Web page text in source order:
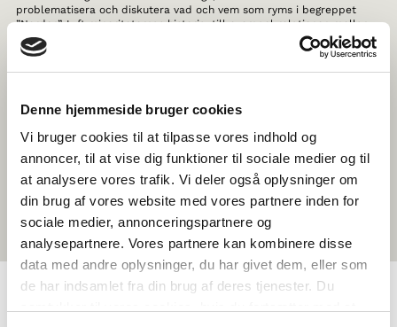
Denne hjemmeside bruger cookies
Vi bruger cookies til at tilpasse vores indhold og
annoncer, til at vise dig funktioner til sociale medier og til
at analysere vores trafik. Vi deler også oplysninger om
din brug af vores website med vores partnere inden for
sociale medier, annonceringspartnere og
analysepartnere. Vores partnere kan kombinere disse
data med andre oplysninger, du har givet dem, eller som
de har indsamlet fra din brug af deres tjenester. Du
problematisera och diskutera vad och vem som ryms i begreppet
”Norden”. Lyft minoriteternas historia, till exempel relationen mellan
Grönland och Danmark, samernas rättigheter och identitet, och glöm
inte mindre kända grupper som tatarerna i Finland.
Om du känner dig riktigt inspirerad, varför inte planera en
specialkurs, studiebesök eller resa? Kanske en kurs i nordisk historia
eller en resa till Köpenhamn för att ta reda på vad Nordiska rådet
gör? Det är bara fantasin som sätter gränserna för vad temat eller
resmålet kan vara.